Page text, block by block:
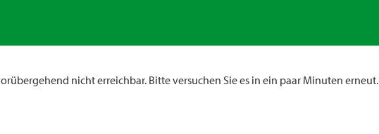
nicht erreichbar. Bitte versuchen Sie es in ein paar Minuten erneut.